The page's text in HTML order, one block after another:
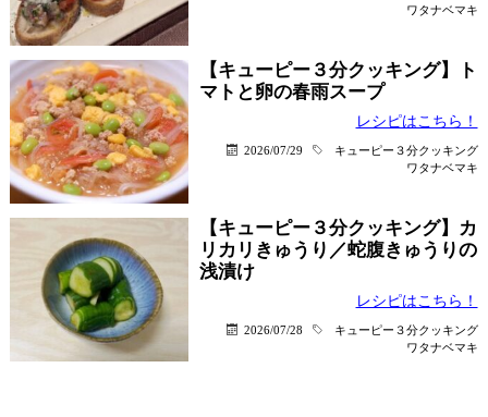
ワタナベマキ
【キューピー３分クッキング】ト
マトと卵の春雨スープ
レシピはこちら！
2026/07/29
キューピー３分クッキング
ワタナベマキ
【キューピー３分クッキング】カ
リカリきゅうり／蛇腹きゅうりの
浅漬け
レシピはこちら！
2026/07/28
キューピー３分クッキング
ワタナベマキ